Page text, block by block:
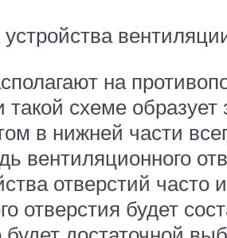
на
схеме
в нижней части
отверстий часто
отверстия будет